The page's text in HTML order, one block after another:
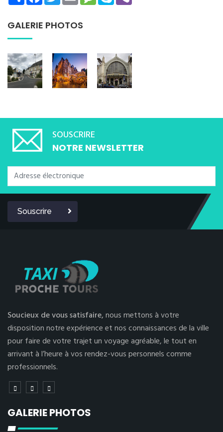
GALERIE PHOTOS
SOUSCRIRE
NOTRE NEWSLETTER
Souscrire
Soucieux de vous satisfaire,nous mettons à votre
disposition notre expérience et nos connaissances de la ville
pour faire de votre trajet un voyage agréable, le tout en
arrivant à l’heure à vos rendez-vous personnels comme
professionnels.
GALERIE PHOTOS